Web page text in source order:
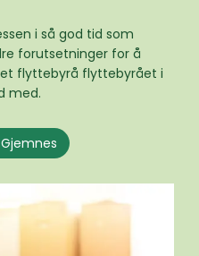
i så god tid som
forutsetninger for å
flyttebyrå flyttebyrået i
med.